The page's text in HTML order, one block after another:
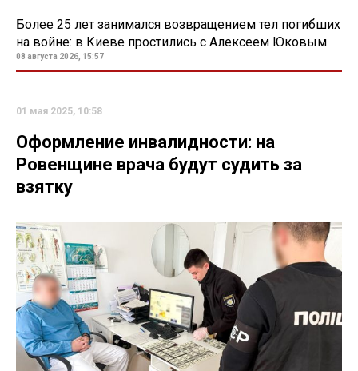
Более 25 лет занимался возвращением тел погибших
на войне: в Киеве простились с Алексеем Юковым
08 августа 2026, 15:57
01 мая 2025, 10:58
Оформление инвалидности: на
Ровенщине врача будут судить за
взятку